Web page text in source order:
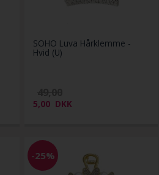
SOHO Luva Hårklemme -
Hvid (U)
5,00 DKK
-25%